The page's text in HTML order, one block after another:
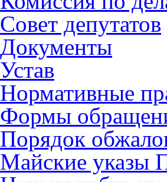
Совет депутатов
Документы
Устав
Нормативные
Формы
Порядок
Майские указы